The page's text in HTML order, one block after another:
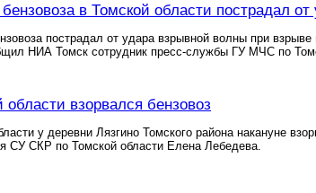
в Томской области пострадал
пострадал от удара взрывной волны при
НИА Томск сотрудник пресс-службы ГУ МЧС по
области взорвался бензовоз
у деревни Лязгино Томского района накануне
СУ СКР по Томской области Елена Лебедева.